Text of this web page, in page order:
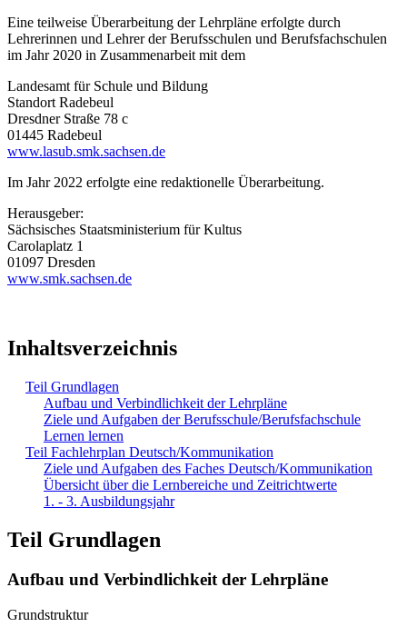
Eine teilweise Überarbeitung der Lehrpläne erfolgte durch
Lehrerinnen und Lehrer der Berufsschulen und Berufsfachschulen
im Jahr 2020 in Zusammenarbeit mit dem
Landesamt für Schule und Bildung
Standort Radebeul
Dresdner Straße 78 c
01445 Radebeul
www.lasub.smk.sachsen.de
Im Jahr 2022 erfolgte eine redaktionelle Überarbeitung.
Herausgeber:
Sächsisches Staatsministerium für Kultus
Carolaplatz 1
01097 Dresden
www.smk.sachsen.de
Inhaltsverzeichnis
Teil Grundlagen
Aufbau und Verbindlichkeit der Lehrpläne
Ziele und Aufgaben der Berufsschule/Berufsfachschule
Lernen lernen
Teil Fachlehrplan Deutsch/Kommunikation
Ziele und Aufgaben des Faches Deutsch/Kommunikation
Übersicht über die Lernbereiche und Zeitrichtwerte
1. - 3. Ausbildungsjahr
Teil Grundlagen
Aufbau und Verbindlichkeit der Lehrpläne
Grundstruktur